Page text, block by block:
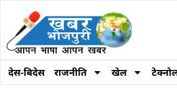
देस-बिदेस राजनीति खेल